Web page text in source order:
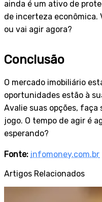
ainda é um ativo de
de incerteza econômica.
ou vai agir agora?
Conclusão
O mercado imobiliário
oportunidades estão à
Avalie suas opções, faça
jogo. O tempo de agir é
esperando?
Fonte: infomoney.com.br
Artigos Relacionados